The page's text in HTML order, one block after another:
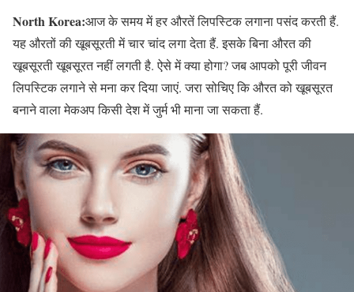
North Korea:आज के समय में हर औरतें लिपस्टिक लगाना पसंद करती हैं.
यह औरतों की खूबसूरती में चार चांद लगा देता हैं. इसके बिना औरत की
खूबसूरती खूबसूरत नहीं लगती है. ऐसे में क्या होगा? जब आपको पूरी जीवन
लिपस्टिक लगाने से मना कर दिया जाएं. जरा सोचिए कि औरत को खूबसूरत
बनाने वाला मेकअप किसी देश में जुर्म भी माना जा सकता हैं.